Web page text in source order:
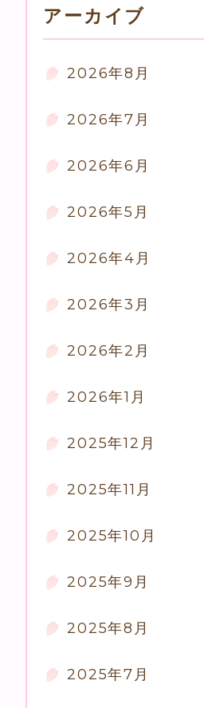
アーカイブ
2026年8月
2026年7月
2026年6月
2026年5月
2026年4月
2026年3月
2026年2月
2026年1月
2025年12月
2025年11月
2025年10月
2025年9月
2025年8月
2025年7月